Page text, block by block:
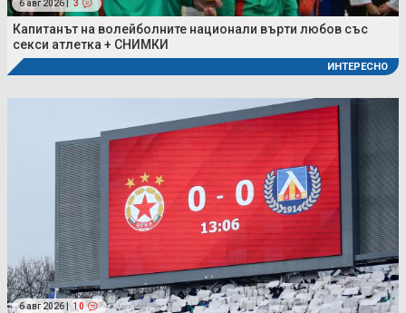
6 авг 2026 | 3
Капитанът на волейболните национали върти любов със
секси атлетка + СНИМКИ
ИНТЕРЕСНО
6 авг 2026 | 10